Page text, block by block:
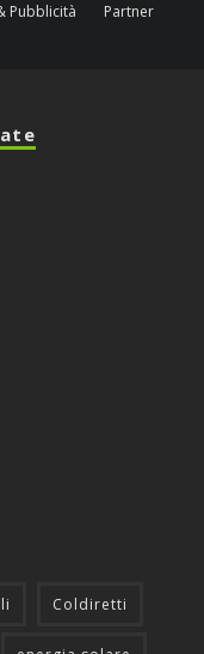
Pubblicità Partner
Coldiretti